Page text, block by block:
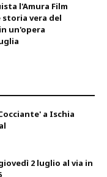
l'Amura Film
storia vera del
un'opera
a Ischia
2 luglio al via in